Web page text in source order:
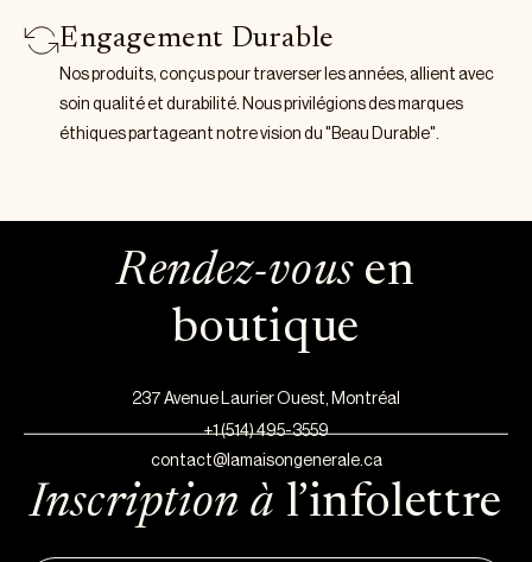
Engagement Durable
Nos produits, conçus pour traverser les années, allient avec
soin qualité et durabilité. Nous privilégions des marques
éthiques partageant notre vision du "Beau Durable".
Rendez-vousen
boutique
237 Avenue Laurier Ouest, Montréal
+1 (514) 495-3559
contact@lamaisongenerale.ca
Inscription à l’infolettre